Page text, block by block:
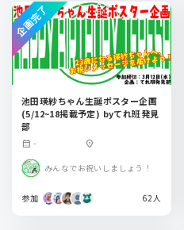
池田瑛紗ちゃん生誕ポスター企画
(5/12~18掲載予定) byてれ班発見
部
calendar_month - location_on
みんなでお祝いしましょう！
参加 62人
企画完了